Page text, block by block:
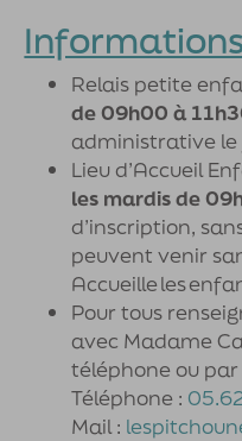
Relais petite
de 09h00 à
administrative le
Lieu d’Accueil
les mardis de
d’inscription,
peuvent venir
Accueille les
Pour tous
avec Madame
téléphone ou
Téléphone :
Mail :